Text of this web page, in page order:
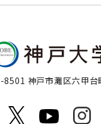
8501 神戸市灘区六甲台